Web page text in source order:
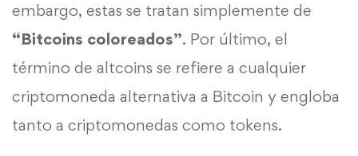
embargo, estas se tratan simplemente de
“Bitcoins coloreados”. Por último, el
término de altcoins se refiere a cualquier
criptomoneda alternativa a Bitcoin y engloba
tanto a criptomonedas como tokens.